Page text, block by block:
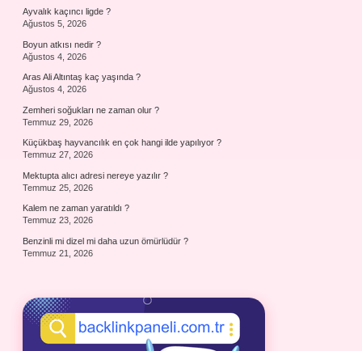
Ayvalık kaçıncı ligde ?
Ağustos 5, 2026
Boyun atkısı nedir ?
Ağustos 4, 2026
Aras Ali Altıntaş kaç yaşında ?
Ağustos 4, 2026
Zemheri soğukları ne zaman olur ?
Temmuz 29, 2026
Küçükbaş hayvancılık en çok hangi ilde yapılıyor ?
Temmuz 27, 2026
Mektupta alıcı adresi nereye yazılır ?
Temmuz 25, 2026
Kalem ne zaman yaratıldı ?
Temmuz 23, 2026
Benzinli mi dizel mi daha uzun ömürlüdür ?
Temmuz 21, 2026